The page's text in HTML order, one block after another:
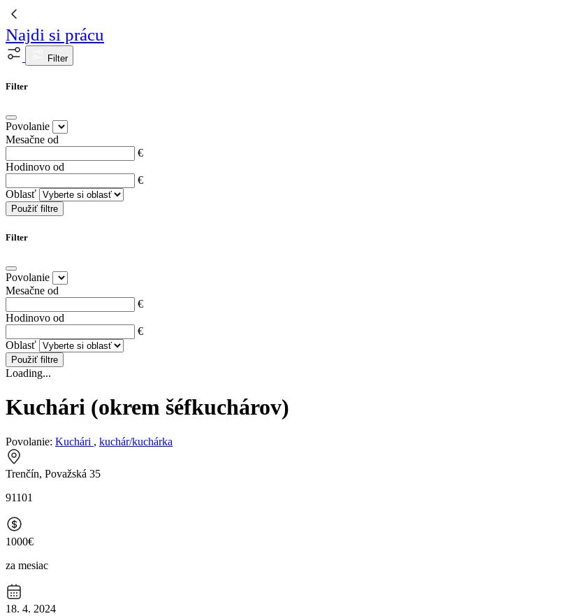
Najdi si prácu
Filter
Filter
Povolanie
Mesačne od
€
Hodinovo od
€
Oblasť
Použiť filtre
Filter
Povolanie
Mesačne od
€
Hodinovo od
€
Oblasť
Použiť filtre
Loading...
Kuchári (okrem šéfkuchárov)
Povolanie: Kuchári , kuchár/kuchárka
Trenčín, Považská 35
91101
1000€
za mesiac
18. 4. 2024